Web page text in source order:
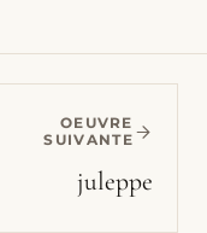
OEUVRE
SUIVANTE
juleppe